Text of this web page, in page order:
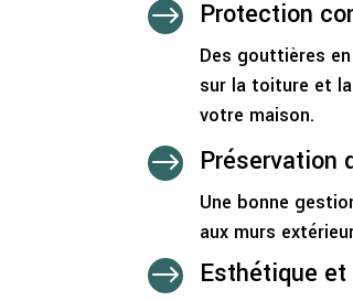
$ Protection
Des gouttières
sur la toiture et
votre maison.
$ Préservation
Une bonne
aux murs
$ Esthétique